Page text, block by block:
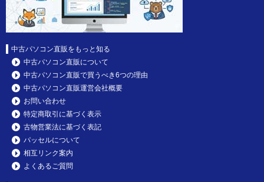
中古パソコン直販をもっと知る
中古パソコン直販について
中古パソコン直販で買うべき6つの理由
中古パソコン直販運営会社概要
お問い合わせ
特定商取引に基づく表示
古物営業法に基づく表記
パッセルについて
相互リンク案内
よくあるご質問